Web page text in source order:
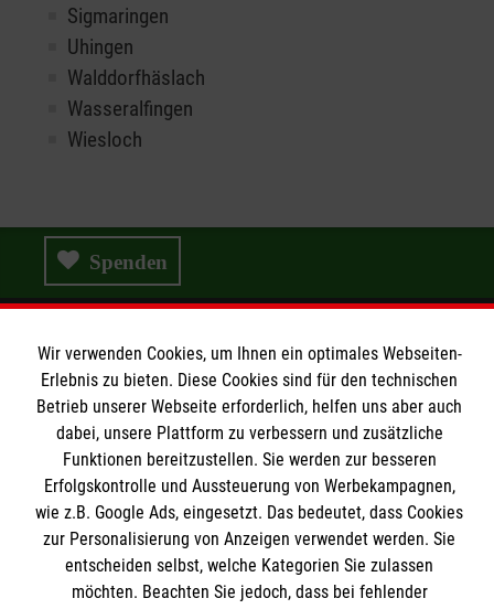
Sigmaringen
Uhingen
Walddorfhäslach
Wasseralfingen
Wiesloch
Spenden
Wir Malteser
Wir Malteser
Spenden & Helfen
Angebote & Leistungen
Kursangebote
Mitarbeiten & Aktiv werden
Informationen
Kontakt
Wir verwenden Cookies, um Ihnen ein optimales Webseiten-
Erlebnis zu bieten. Diese Cookies sind für den technischen
Betrieb unserer Webseite erforderlich, helfen uns aber auch
dabei, unsere Plattform zu verbessern und zusätzliche
Funktionen bereitzustellen. Sie werden zur besseren
Erfolgskontrolle und Aussteuerung von Werbekampagnen,
wie z.B. Google Ads, eingesetzt. Das bedeutet, dass Cookies
zur Personalisierung von Anzeigen verwendet werden. Sie
entscheiden selbst, welche Kategorien Sie zulassen
möchten. Beachten Sie jedoch, dass bei fehlender